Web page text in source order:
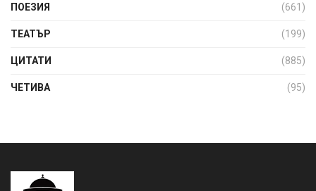
ПОЕЗИЯ (661)
ТЕАТЪР (199)
ЦИТАТИ (885)
ЧЕТИВА (95)